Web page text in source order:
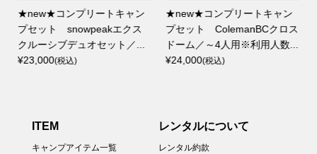
★new★コンプリートキャン
プセット snowpeakエクス
クルーシブデュオセット／...
¥23,000(税込)
★new★コンプリートキャン
プセット ColemanBCクロス
ドーム／～4人用※利用人数...
¥24,000(税込)
ITEM
キャンプアイテム一覧
レンタルについて
レンタル約款